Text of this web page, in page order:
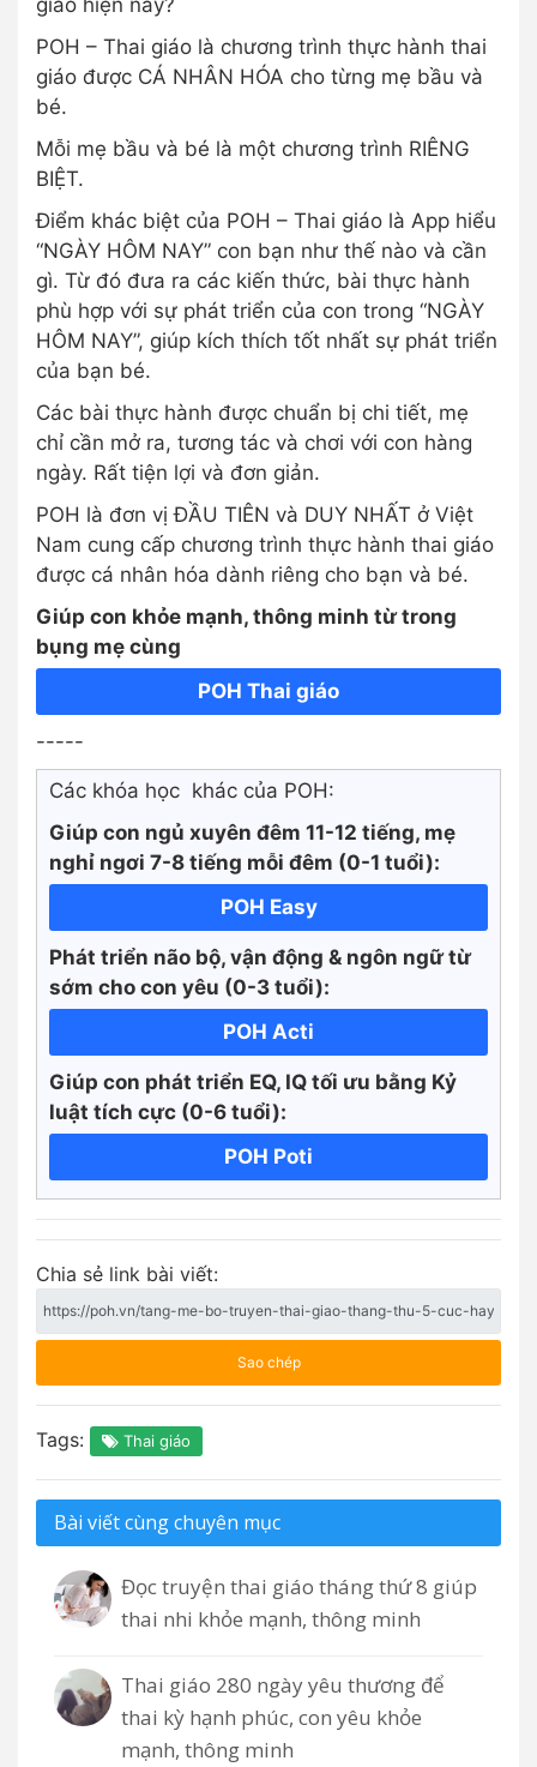
POH – Thai giáo là chương trình thực hành thai
giáo được CÁ NHÂN HÓA cho từng mẹ bầu và
bé.
Mỗi mẹ bầu và bé là một chương trình RIÊNG
BIỆT.
Điểm khác biệt của POH – Thai giáo là App hiểu
“NGÀY HÔM NAY” con bạn như thế nào và cần
gì. Từ đó đưa ra các kiến thức, bài thực hành
phù hợp với sự phát triển của con trong “NGÀY
HÔM NAY”, giúp kích thích tốt nhất sự phát triển
của bạn bé.
Các bài thực hành được chuẩn bị chi tiết, mẹ
chỉ cần mở ra, tương tác và chơi với con hàng
ngày. Rất tiện lợi và đơn giản.
POH là đơn vị ĐẦU TIÊN và DUY NHẤT ở Việt
Nam cung cấp chương trình thực hành thai giáo
được cá nhân hóa dành riêng cho bạn và bé.
Giúp con khỏe mạnh, thông minh từ trong
bụng mẹ cùng
POH Thai giáo
-----
Các khóa học khác của POH:
Giúp con ngủ xuyên đêm 11-12 tiếng, mẹ
nghỉ ngơi 7-8 tiếng mỗi đêm (0-1 tuổi):
POH Easy
Phát triển não bộ, vận động & ngôn ngữ từ
sớm cho con yêu (0-3 tuổi):
POH Acti
Giúp con phát triển EQ, IQ tối ưu bằng Kỷ
luật tích cực (0-6 tuổi):
POH Poti
Chia sẻ link bài viết:
Sao chép
Tags: Thai giáo
Bài viết cùng chuyên mục
Đọc truyện thai giáo tháng thứ 8 giúp
thai nhi khỏe mạnh, thông minh
Thai giáo 280 ngày yêu thương để
thai kỳ hạnh phúc, con yêu khỏe
mạnh, thông minh